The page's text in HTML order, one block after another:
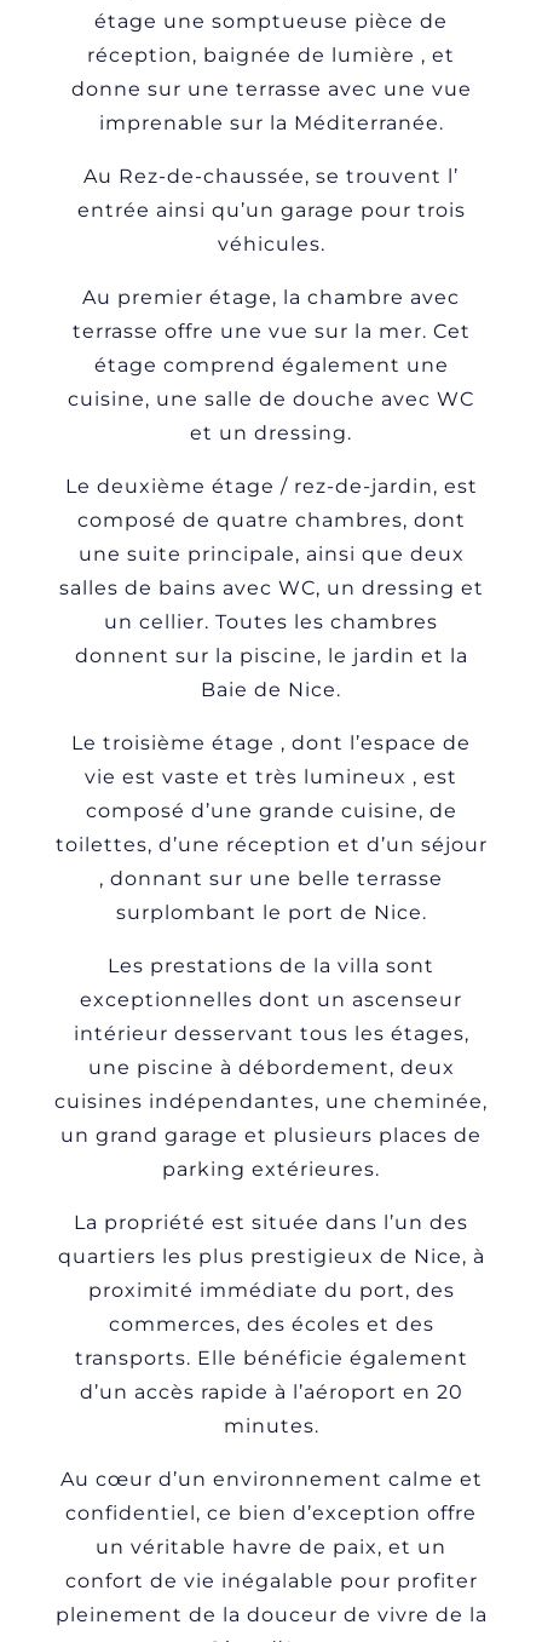
étage une somptueuse pièce de
réception, baignée de lumière , et
donne sur une terrasse avec une vue
imprenable sur la Méditerranée.
Au Rez-de-chaussée, se trouvent l’
entrée ainsi qu’un garage pour trois
véhicules.
Au premier étage, la chambre avec
terrasse offre une vue sur la mer. Cet
étage comprend également une
cuisine, une salle de douche avec WC
et un dressing.
Le deuxième étage / rez-de-jardin, est
composé de quatre chambres, dont
une suite principale, ainsi que deux
salles de bains avec WC, un dressing et
un cellier. Toutes les chambres
donnent sur la piscine, le jardin et la
Baie de Nice.
Le troisième étage , dont l’espace de
vie est vaste et très lumineux , est
composé d’une grande cuisine, de
toilettes, d’une réception et d’un séjour
, donnant sur une belle terrasse
surplombant le port de Nice.
Les prestations de la villa sont
exceptionnelles dont un ascenseur
intérieur desservant tous les étages,
une piscine à débordement, deux
cuisines indépendantes, une cheminée,
un grand garage et plusieurs places de
parking extérieures.
La propriété est située dans l’un des
quartiers les plus prestigieux de Nice, à
proximité immédiate du port, des
commerces, des écoles et des
transports. Elle bénéficie également
d’un accès rapide à l’aéroport en 20
minutes.
Au cœur d’un environnement calme et
confidentiel, ce bien d’exception offre
un véritable havre de paix, et un
confort de vie inégalable pour profiter
pleinement de la douceur de vivre de la